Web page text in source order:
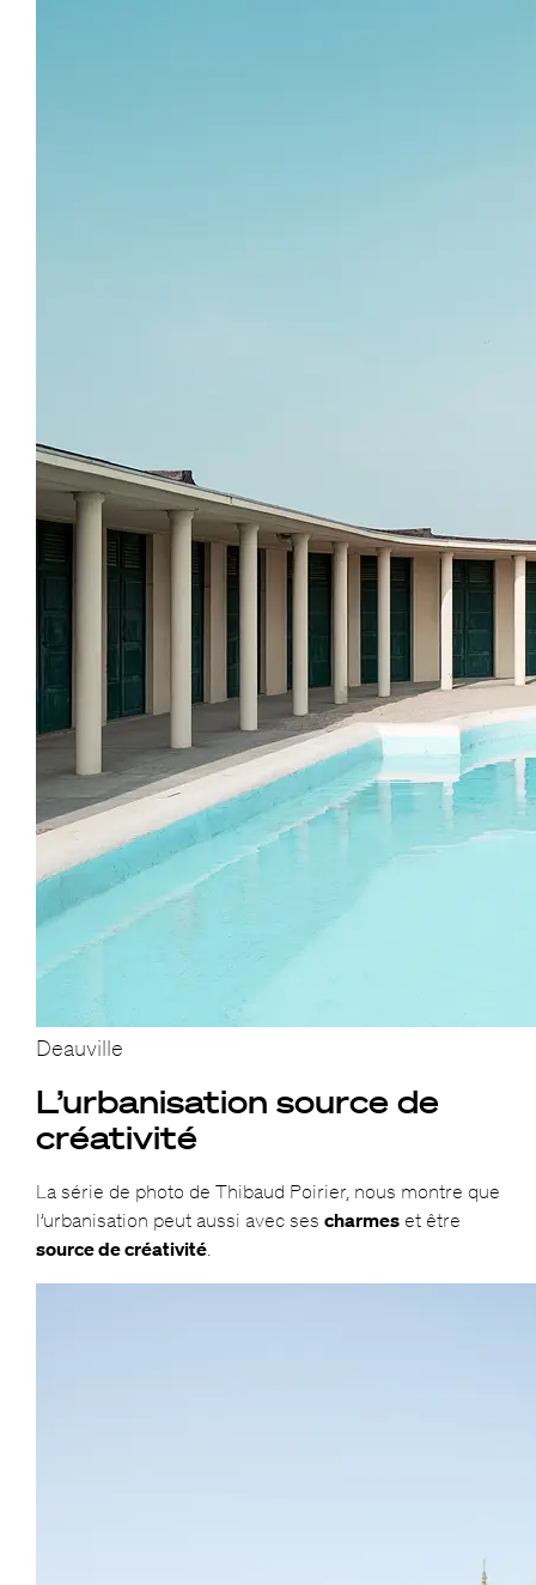
Deauville
L’urbanisation source de
créativité
La série de photo de Thibaud Poirier, nous montre que
l’urbanisation peut aussi avec ses charmeset être
source de créativité.